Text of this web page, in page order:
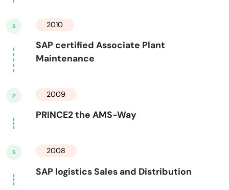
S 2010
SAP certified Associate Plant
Maintenance
P 2009
PRINCE2 the AMS-Way
S 2008
SAP logistics Sales and Distribution